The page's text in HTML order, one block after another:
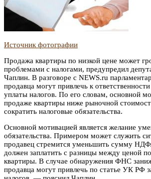
Источник фотографии
Продажа квартиры по низкой цене может
проблемами с налогами, предупредил
Чаплин. В разговоре с NEWS.ru
продавца могут привлечь к
уплаты налогов. По его словам, основной
продаже квартиры ниже рыночной
сократить налоговые обязательства.
Основной мотивацией является желание
обязательства. Примером может служить
продавец стремится уменьшить сумму
должен заплатить с разницы между ценой
квартиры. В случае обнаружения ФНС
продавца могут привлечь по статье УК РФ